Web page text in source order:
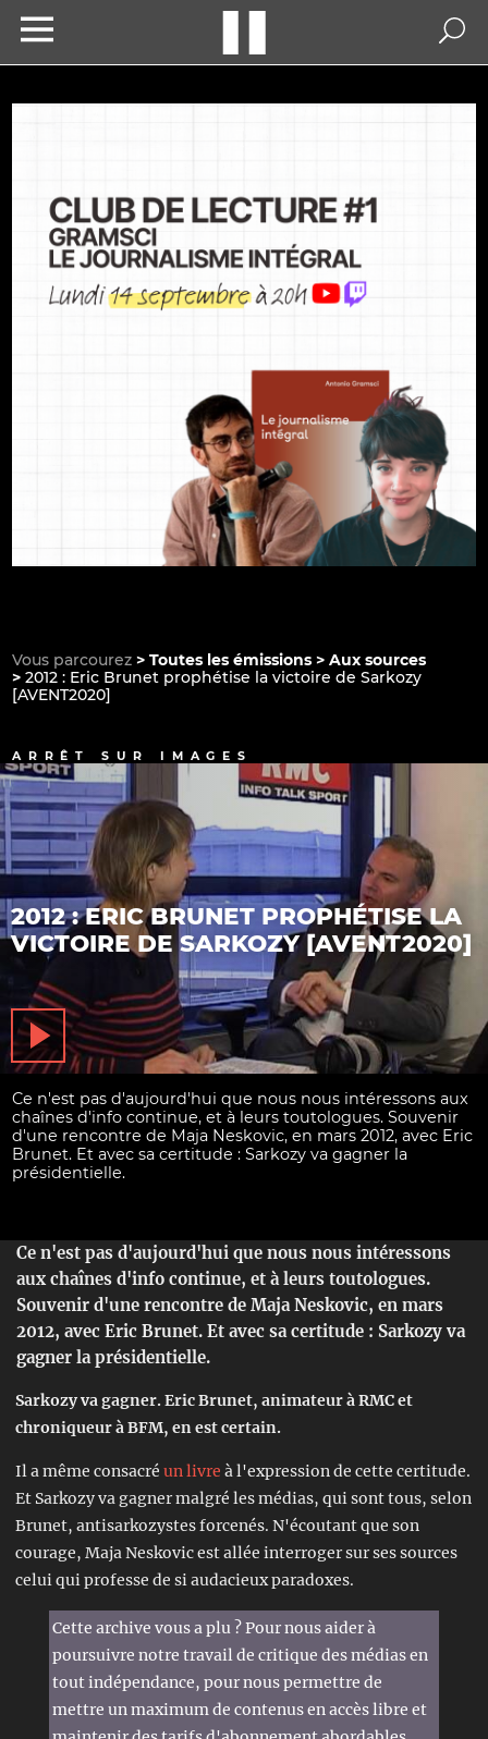
Vous parcourez Toutes les émissions
Aux sources
2012 : Eric Brunet prophétise la victoire de Sarkozy
[AVENT2020]
ARRÊT SUR IMAGES
2012 : ERIC BRUNET PROPHÉTISE LA
VICTOIRE DE SARKOZY [AVENT2020]
Ce n'est pas d'aujourd'hui que nous nous intéressons aux
chaînes d'info continue, et à leurs toutologues. Souvenir
d'une rencontre de Maja Neskovic, en mars 2012, avec Eric
Brunet. Et avec sa certitude : Sarkozy va gagner la
présidentielle.
Ce n'est pas d'aujourd'hui que nous nous intéressons
aux chaînes d'info continue, et à leurs toutologues.
Souvenir d'une rencontre de Maja Neskovic, en mars
2012, avec Eric Brunet. Et avec sa certitude : Sarkozy va
gagner la présidentielle.
Sarkozy va gagner. Eric Brunet, animateur à RMC et
chroniqueur à BFM, en est certain.
Il a même consacré un livre à l'expression de cette certitude.
Et Sarkozy va gagner malgré les médias, qui sont tous, selon
Brunet, antisarkozystes forcenés. N'écoutant que son
courage, Maja Neskovic est allée interroger sur ses sources
celui qui professe de si audacieux paradoxes.
Cette archive vous a plu ? Pour nous aider à
poursuivre notre travail de critique des médias en
tout indépendance, pour nous permettre de
mettre un maximum de contenus en accès libre et